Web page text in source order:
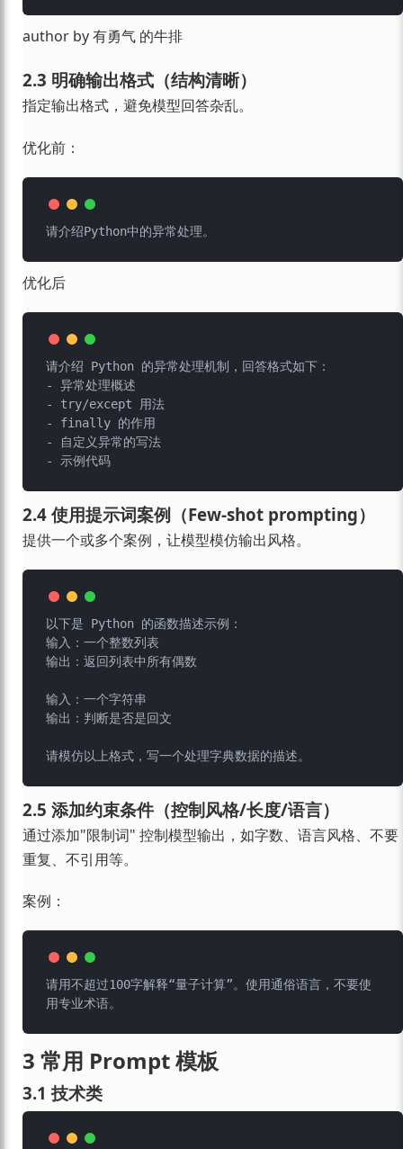
author by 有勇气 的牛排
2.3 明确输出格式（结构清晰）
指定输出格式，避免模型回答杂乱。
优化前：
优化后
请介绍 Python 的异常处理机制，回答格式如下：
- 异常处理概述
- try/except 用法
- finally 的作用
- 自定义异常的写法
2.4 使用提示词案例（Few-shot prompting）
提供一个或多个案例，让模型模仿输出风格。
以下是 Python 的函数描述示例：
输入：一个整数列表
输出：返回列表中所有偶数
输入：一个字符串
输出：判断是否是回文
2.5 添加约束条件（控制风格/长度/语言）
通过添加"限制词" 控制模型输出，如字数、语言风格、不要
重复、不引用等。
案例：
请用不超过100字解释“量子计算”。使用通俗语言，不要使
3 常用 Prompt 模板
3.1 技术类